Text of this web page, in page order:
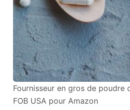
Fournisseur en gros de poudre
FOB USA pour Amazon